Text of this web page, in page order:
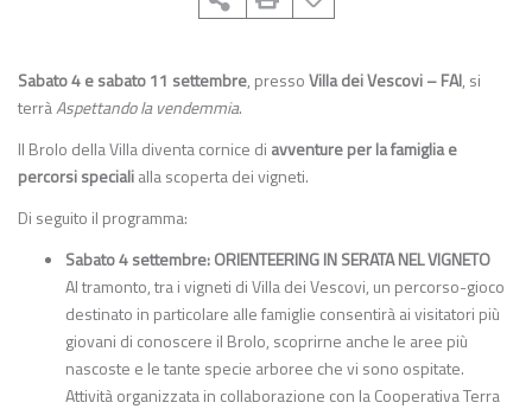
Sabato 4 e sabato 11 settembre, pressoVilla dei Vescovi – FAI, si
terràAspettando la vendemmia.
Il Brolo della Villa diventa cornice di avventure per la famiglia e
percorsi specialialla scoperta dei vigneti.
Di seguito il programma:
Sabato 4 settembre: ORIENTEERING IN SERATA NEL VIGNETO
Al tramonto, tra i vigneti di Villa dei Vescovi, un percorso-gioco
destinato in particolare alle famiglie consentirà ai visitatori più
giovani di conoscere il Brolo, scoprirne anche le aree più
nascoste e le tante specie arboree che vi sono ospitate.
Attività organizzata in collaborazione con la Cooperativa Terra